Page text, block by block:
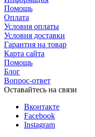
Помощь
Оплата
Условия оплаты
Условия доставки
Гарантия на товар
Карта сайта
Помощь
Блог
Вопрос-ответ
Оставайтесь на связи
Вконтакте
Facebook
Instagram